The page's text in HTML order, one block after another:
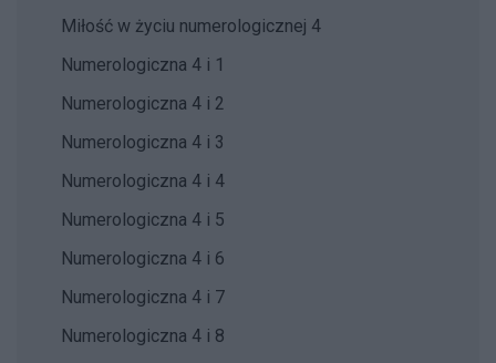
Miłość w życiu numerologicznej 4
Numerologiczna 4 i 1
Numerologiczna 4 i 2
Numerologiczna 4 i 3
Numerologiczna 4 i 4
Numerologiczna 4 i 5
Numerologiczna 4 i 6
Numerologiczna 4 i 7
Numerologiczna 4 i 8